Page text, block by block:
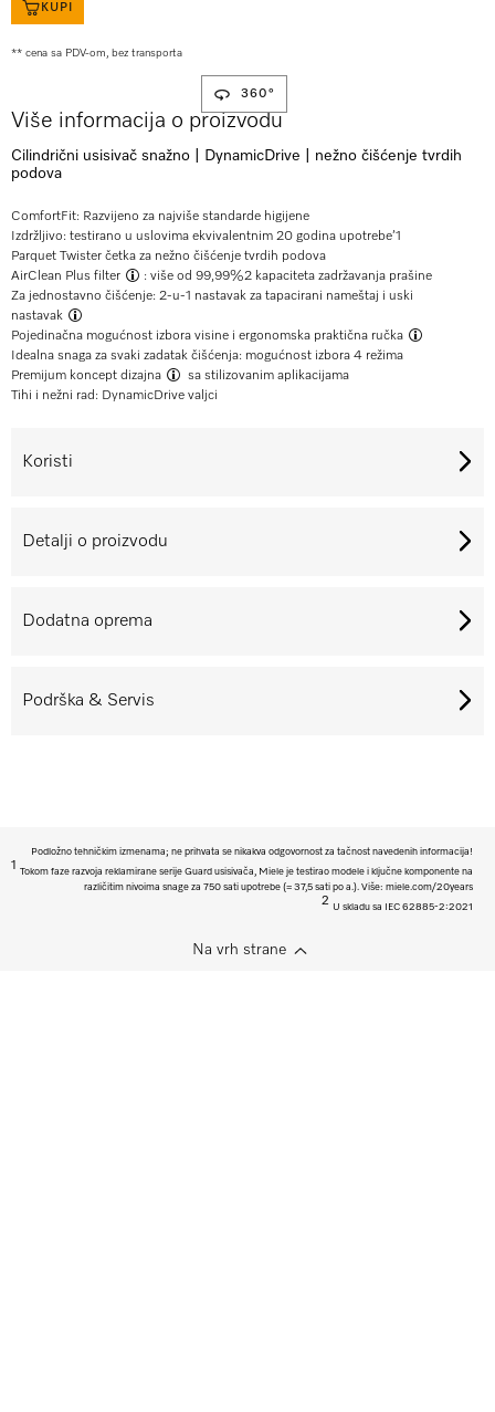
360°
KUPI
** cena sa PDV-om, bez transporta
Više informacija o proizvodu
Cilindrični usisivač snažno | DynamicDrive | nežno čišćenje tvrdih
podova
ComfortFit: Razvijeno za najviše standarde higijene
Izdržljivo: testirano u uslovima ekvivalentnim 20 godina upotrebe’1
Parquet Twister četka za nežno čišćenje tvrdih podova
AirClean Plus filter
: više od 99,99%2 kapaciteta zadržavanja prašine
Za jednostavno čišćenje: 2-u-1 nastavak za tapacirani nameštaj i uski
nastavak
Pojedinačna mogućnost izbora visine i ergonomska praktična ručka
Idealna snaga za svaki zadatak čišćenja: mogućnost izbora 4 režima
Premijum koncept dizajna
sa stilizovanim aplikacijama
Tihi i nežni rad: DynamicDrive valjci
Koristi
Detalji o proizvodu
Dodatna oprema
Podrška & Servis
Podložno tehničkim izmenama; ne prihvata se nikakva odgovornost za tačnost navedenih informacija!
1
Tokom faze razvoja reklamirane serije Guard usisivača, Miele je testirao modele i ključne komponente na
različitim nivoima snage za 750 sati upotrebe (= 37,5 sati po a.). Više: miele.com/20years
2
U skladu sa IEC 62885-2:2021
Na vrh strane